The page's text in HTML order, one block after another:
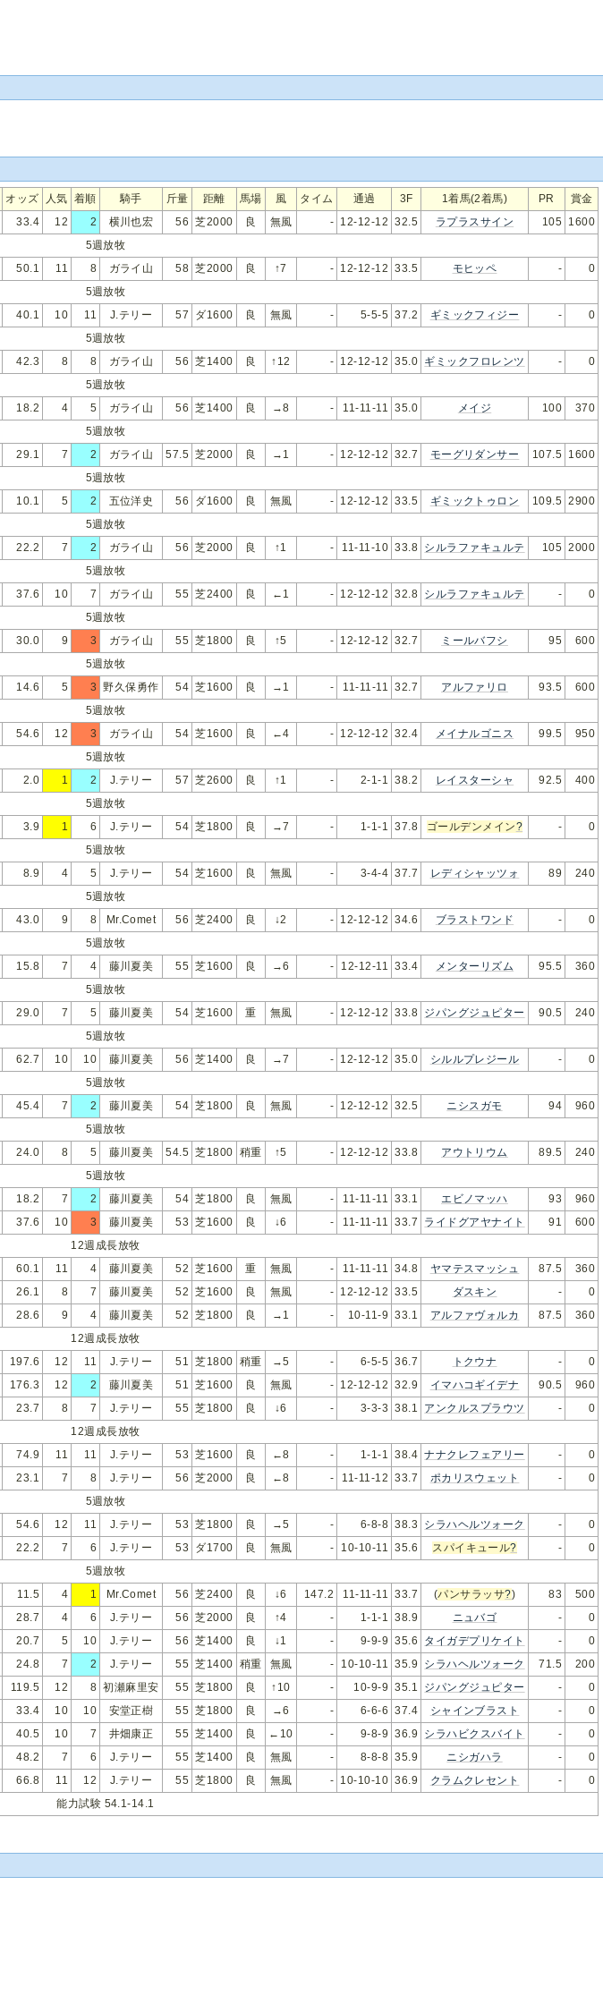
オッズ 人気 着順 騎手 斤量 距離 馬場 風 タイム 通過 3F 1着馬(2着馬) PR
賞金
33.4 12 2 横川也宏 56 芝2000 良 無風 - 12-12-12 32.5 ラプラスサイン 105 1600
5週放牧
50.1 11 8 ガライ山 58 芝2000 良 ↑7 - 12-12-12 33.5 モヒッペ -
0
5週放牧
40.1 10 11 J.テリー 57 ダ1600 良 無風 - 5-5-5 37.2 ギミックフィジー -
0
5週放牧
42.3 8 8 ガライ山 56 芝1400 良 ↑12 - 12-12-12 35.0 ギミックフロレンツ -
0
5週放牧
18.2 4 5 ガライ山 56 芝1400 良 →8 - 11-11-11 35.0 メイジ 100
370
5週放牧
29.1 7 2 ガライ山 57.5 芝2000 良 →1 - 12-12-12 32.7 モーグリダンサー 107.5 1600
5週放牧
10.1 5 2 五位洋史 56 ダ1600 良 無風 - 12-12-12 33.5 ギミックトゥロン 109.5 2900
5週放牧
22.2 7 2 ガライ山 56 芝2000 良 ↑1 - 11-11-10 33.8 シルラファキュルテ 105 2000
5週放牧
37.6 10 7 ガライ山 55 芝2400 良 ←1 - 12-12-12 32.8 シルラファキュルテ -
0
5週放牧
30.0 9 3 ガライ山 55 芝1800 良 ↑5 - 12-12-12 32.7 ミールバフシ 95
600
5週放牧
14.6 5 3 野久保勇作 54 芝1600 良 →1 - 11-11-11 32.7 アルファリロ 93.5
600
5週放牧
54.6 12 3 ガライ山 54 芝1600 良 ←4 - 12-12-12 32.4 メイナルゴニス 99.5
950
5週放牧
2.0 1 2 J.テリー 57 芝2600 良 ↑1 - 2-1-1 38.2 レイスターシャ 92.5
400
5週放牧
3.9 1 6 J.テリー 54 芝1800 良 →7 - 1-1-1 37.8 ゴールデンメイン? -
0
5週放牧
8.9 4 5 J.テリー 54 芝1600 良 無風 - 3-4-4 37.7 レディシャッツォ 89
240
5週放牧
43.0 9 8 Mr.Comet 56 芝2400 良 ↓2 - 12-12-12 34.6 ブラストワンド -
0
5週放牧
15.8 7 4 藤川夏美 55 芝1600 良 →6 - 12-12-11 33.4 メンターリズム 95.5
360
5週放牧
29.0 7 5 藤川夏美 54 芝1600 重 無風 - 12-12-12 33.8 ジパングジュピター 90.5
240
5週放牧
62.7 10 10 藤川夏美 56 芝1400 良 →7 - 12-12-12 35.0 シルルプレジール -
0
5週放牧
45.4 7 2 藤川夏美 54 芝1800 良 無風 - 12-12-12 32.5 ニシスガモ 94
960
5週放牧
24.0 8 5 藤川夏美 54.5 芝1800 稍重 ↑5 - 12-12-12 33.8 アウトリウム 89.5
240
5週放牧
18.2 7 2 藤川夏美 54 芝1800 良 無風 - 11-11-11 33.1 エビノマッハ 93
960
37.6 10 3 藤川夏美 53 芝1600 良 ↓6 - 11-11-11 33.7 ライドグアヤナイト 91
600
12週成長放牧
60.1 11 4 藤川夏美 52 芝1600 重 無風 - 11-11-11 34.8 ヤマテスマッシュ 87.5
360
26.1 8 7 藤川夏美 52 芝1600 良 無風 - 12-12-12 33.5 ダスキン -
0
28.6 9 4 藤川夏美 52 芝1800 良 →1 - 10-11-9 33.1 アルファヴォルカ 87.5
360
12週成長放牧
197.6 12 11 J.テリー 51 芝1800 稍重 →5 - 6-5-5 36.7 トクウナ -
0
176.3 12 2 藤川夏美 51 芝1600 良 無風 - 12-12-12 32.9 イマハコギイデナ 90.5
960
23.7 8 7 J.テリー 55 芝1800 良 ↓6 - 3-3-3 38.1 アンクルスプラウツ -
0
12週成長放牧
74.9 11 11 J.テリー 53 芝1600 良 ←8 - 1-1-1 38.4 ナナクレフェアリー -
0
23.1 7 8 J.テリー 56 芝2000 良 ←8 - 11-11-12 33.7 ポカリスウェット -
0
5週放牧
54.6 12 11 J.テリー 53 芝1800 良 →5 - 6-8-8 38.3 シラハヘルツォーク -
0
22.2 7 6 J.テリー 53 ダ1700 良 無風 - 10-10-11 35.6 スパイキュール? -
0
5週放牧
11.5 4 1 Mr.Comet 56 芝2400 良 ↓6 147.2 11-11-11 33.7 (パンサラッサ?) 83
500
28.7 4 6 J.テリー 56 芝2000 良 ↑4 - 1-1-1 38.9 ニュバゴ -
0
20.7 5 10 J.テリー 56 芝1400 良 ↓1 - 9-9-9 35.6 タイガデプリケイト -
0
24.8 7 2 J.テリー 55 芝1400 稍重 無風 - 10-10-11 35.9 シラハヘルツォーク 71.5
200
119.5 12 8 初瀬麻里安 55 芝1800 良 ↑10 - 10-9-9 35.1 ジパングジュピター -
0
33.4 10 10 安堂正樹 55 芝1800 良 →6 - 6-6-6 37.4 シャインブラスト -
0
40.5 10 7 井畑康正 55 芝1400 良 ←10 - 9-8-9 36.9 シラハビクスバイト -
0
48.2 7 6 J.テリー 55 芝1400 良 無風 - 8-8-8 35.9 ニシガハラ -
0
66.8 11 12 J.テリー 55 芝1800 良 無風 - 10-10-10 36.9 クラムクレセント -
0
能力試験 54.1-14.1